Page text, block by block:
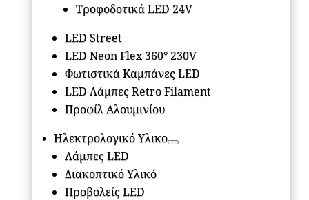
Τροφοδοτικά LED 24V
LED Street
LED Neon Flex 360° 230V
Φωτιστικά Καμπάνες LED
LED Λάμπες Retro Filament
Προφίλ Αλουμινίου
Ηλεκτρολογικό Υλικο
Λάμπες LED
Διακοπτικό Υλικό
Προβολείς LED